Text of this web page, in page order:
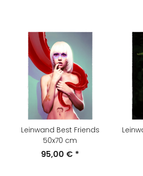
Leinwand Best Friends
50x70 cm
95,00 € *